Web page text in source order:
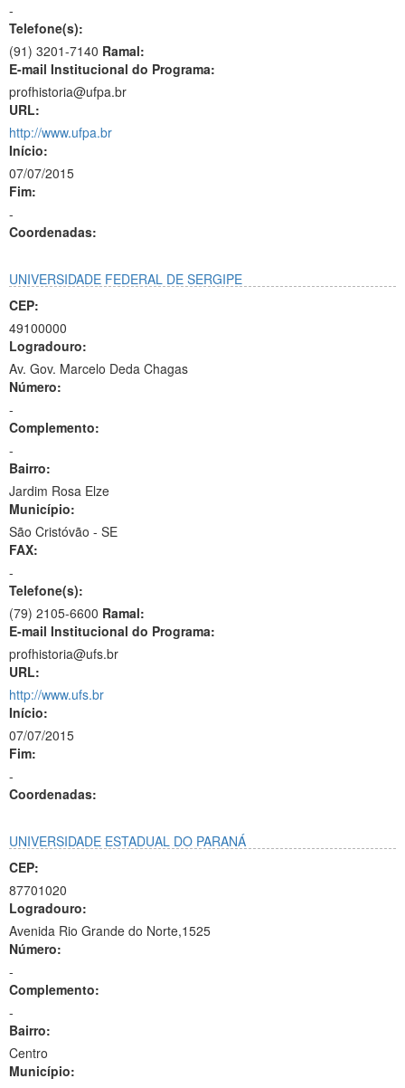
-
Telefone(s):
(91) 3201-7140 Ramal:
E-mail Institucional do Programa:
profhistoria@ufpa.br
URL:
http://www.ufpa.br
Início:
07/07/2015
Fim:
-
Coordenadas:
UNIVERSIDADE FEDERAL DE SERGIPE
CEP:
49100000
Logradouro:
Av. Gov. Marcelo Deda Chagas
Número:
-
Complemento:
-
Bairro:
Jardim Rosa Elze
Município:
São Cristóvão - SE
FAX:
-
Telefone(s):
(79) 2105-6600 Ramal:
E-mail Institucional do Programa:
profhistoria@ufs.br
URL:
http://www.ufs.br
Início:
07/07/2015
Fim:
-
Coordenadas:
UNIVERSIDADE ESTADUAL DO PARANÁ
CEP:
87701020
Logradouro:
Avenida Rio Grande do Norte,1525
Número:
-
Complemento:
-
Bairro:
Centro
Município: